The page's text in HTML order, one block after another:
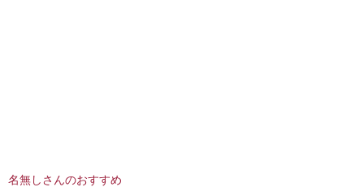
名無しさんのおすすめ